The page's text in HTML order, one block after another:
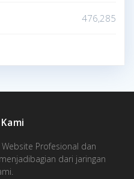
476,285
Profesional dan
dari jaringan